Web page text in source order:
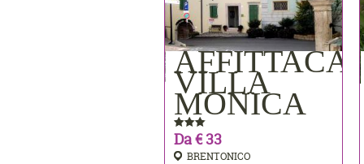
VILLA
MONICA
Da € 33
BRENTONICO
PRENOTA